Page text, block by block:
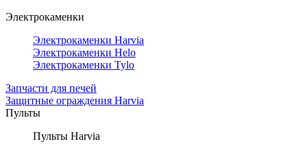
Электрокаменки
Электрокаменки Harvia
Электрокаменки Helo
Электрокаменки Tylo
Запчасти для печей
Защитные ограждения Harvia
Пульты
Пульты Harvia